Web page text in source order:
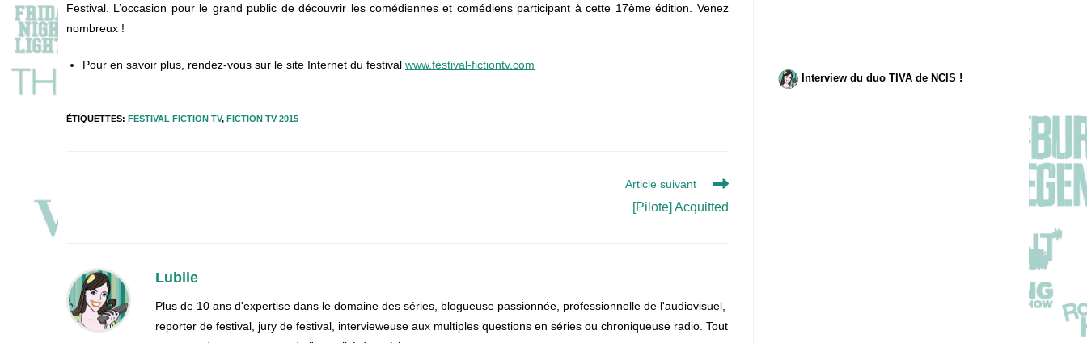
Festival. L’occasion pour le grand public de découvrir les comédiennes et comédiens participant à cette 17ème édition. Venez
nombreux !
Pour en savoir plus, rendez-vous sur le site Internet du festival www.festival-fictiontv.com
ÉTIQUETTES: FESTIVAL FICTION TV, FICTION TV 2015
Article suivant
[Pilote] Acquitted
Lubiie
Plus de 10 ans d'expertise dans le domaine des séries, blogueuse passionnée, professionnelle de l'audiovisuel,
reporter de festival, jury de festival, intervieweuse aux multiples questions en séries ou chroniqueuse radio. Tout
Interview du duo TIVA de NCIS !